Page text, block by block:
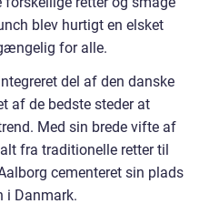
blev hurtigt en elsket
for alle.
del af den danske
af de bedste steder at
Med sin brede vifte af
fra traditionelle retter til
cementeret sin plads
i Danmark.